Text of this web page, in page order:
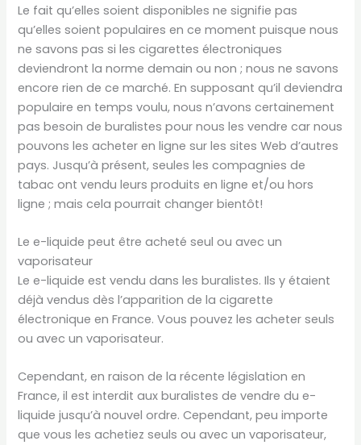
Le fait qu’elles soient disponibles ne signifie pas
qu’elles soient populaires en ce moment puisque nous
ne savons pas si les cigarettes électroniques
deviendront la norme demain ou non ; nous ne savons
encore rien de ce marché. En supposant qu’il deviendra
populaire en temps voulu, nous n’avons certainement
pas besoin de buralistes pour nous les vendre car nous
pouvons les acheter en ligne sur les sites Web d’autres
pays. Jusqu’à présent, seules les compagnies de
tabac ont vendu leurs produits en ligne et/ou hors
ligne ; mais cela pourrait changer bientôt!
Le e-liquide peut être acheté seul ou avec un
vaporisateur
Le e-liquide est vendu dans les buralistes. Ils y étaient
déjà vendus dès l’apparition de la cigarette
électronique en France. Vous pouvez les acheter seuls
ou avec un vaporisateur.
Cependant, en raison de la récente législation en
France, il est interdit aux buralistes de vendre du e-
liquide jusqu’à nouvel ordre. Cependant, peu importe
que vous les achetiez seuls ou avec un vaporisateur,